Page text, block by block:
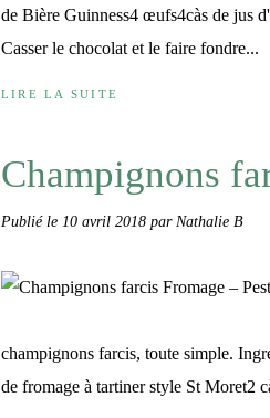
de Bière Guinness4 œufs4càs de jus
Casser le chocolat et le faire fondre...
LIRE LA SUITE
Champignons
Publié le 10 avril 2018 par Nathalie B
champignons farcis, toute simple.
de fromage à tartiner style St Moret2